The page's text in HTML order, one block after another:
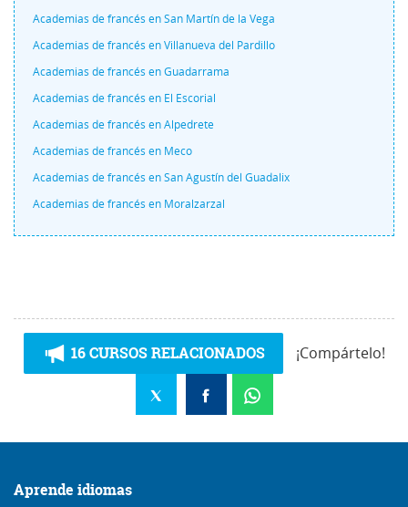
Academias de francés en San Martín de la Vega
Academias de francés en Villanueva del Pardillo
Academias de francés en Guadarrama
Academias de francés en El Escorial
Academias de francés en Alpedrete
Academias de francés en Meco
Academias de francés en San Agustín del Guadalix
Academias de francés en Moralzarzal
16 CURSOS RELACIONADOS ¡Compártelo!
Aprende idiomas